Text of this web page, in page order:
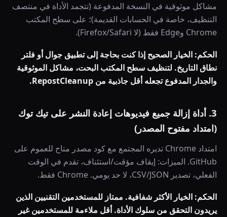
مشاكل موثوقية في النسخة المدفوعة (تتجمد الأداة في منتصف
التنظيف، خاصة في الحسابات القديمة)؛ على سطح المكتب
Chrome وEdge فقط (لا Firefox/Safari).
الحكم: الخيار الصحيح إذا كنت بحاجة إلى تطبيق جوال أو فلتر
نطاق التاريخ. لتنظيف سطح المكتب البحت، مشاكل الموثوقية
والجدار المدفوع تجعله أقل جاذبية من RepostCleanup.
3. أداة إزالة جميع فيديوهات إعادة النشر على تيك توك
(امتداد مفتوح المصدر)
امتداد Chrome تديره المجتمع مع كود مصدر متاح للعموم على
GitHub. الميزات: إيقاف مؤقت/استئناف، تقدم في الوقت
الفعلي، تصدير CSV/JSON، لا حد يومي. Chrome فقط.
الحكم: الخيار الأكثر شفافية. ممتاز للمستخدمين التقنيين الذين
يريدون التحقق من سلوك الأداة. أقل ملاءمة للمستخدمين غير